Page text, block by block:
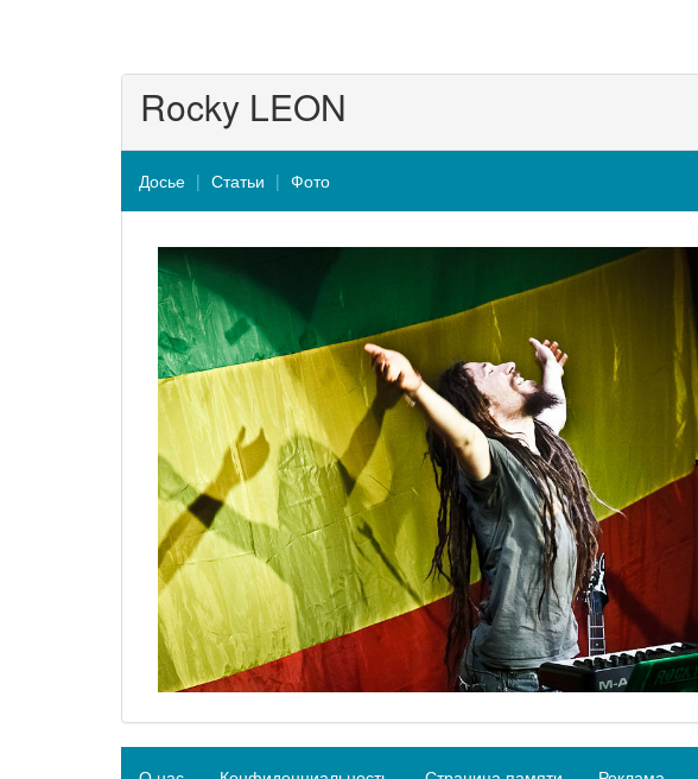
Rocky LEON
Досье Статьи Фото